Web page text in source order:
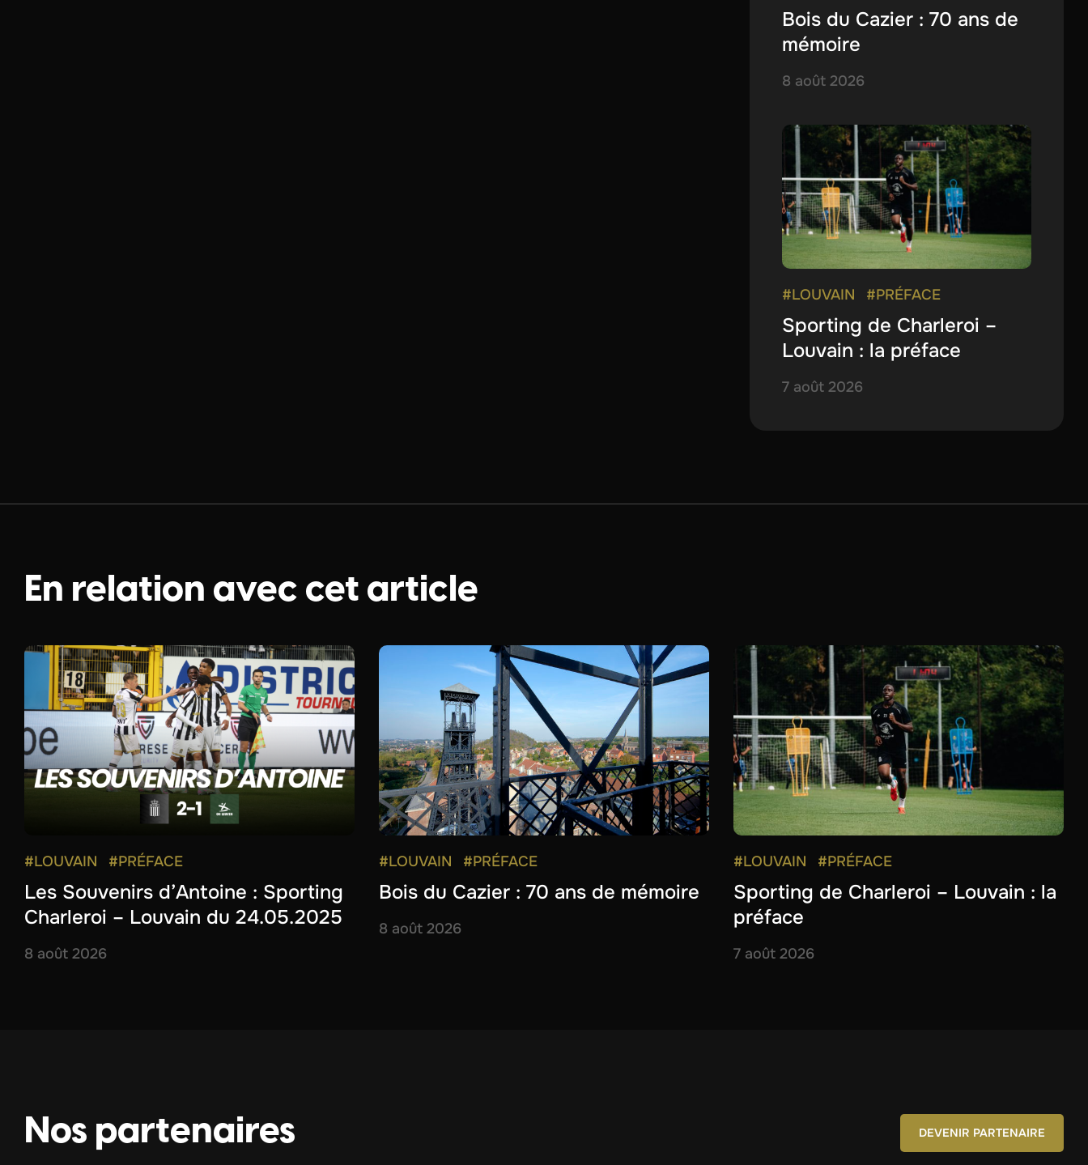
Bois du Cazier : 70 ans de
mémoire
8 août 2026
#LOUVAIN #PRÉFACE
Sporting de Charleroi –
Louvain : la préface
7 août 2026
En relation avec cet article
#LOUVAIN #PRÉFACE
Les Souvenirs d’Antoine : Sporting
Charleroi – Louvain du 24.05.2025
8 août 2026
#LOUVAIN #PRÉFACE
Bois du Cazier : 70 ans de mémoire
8 août 2026
#LOUVAIN #PRÉFACE
Sporting de Charleroi – Louvain : la
préface
7 août 2026
Nos partenaires DEVENIR PARTENAIRE